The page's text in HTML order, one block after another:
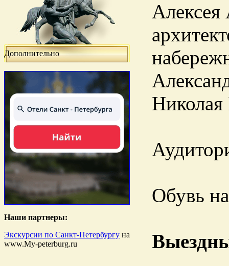
Дополнительно
Наши партнеры:
Экскурсии по Санкт-Петербургу на
www.My-peterburg.ru
Алексея
Обувь